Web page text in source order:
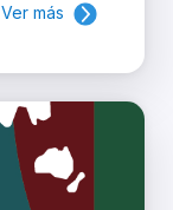
Ver más